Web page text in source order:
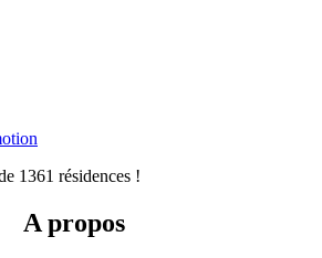
1361 résidences !
A propos